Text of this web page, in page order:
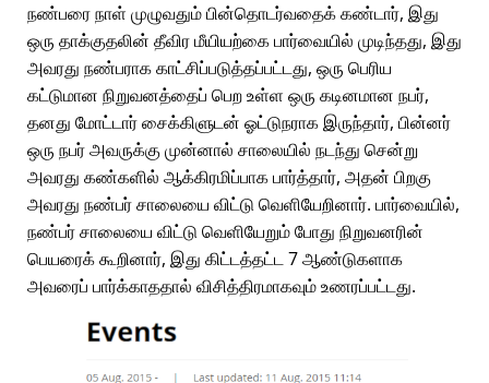
நண்பரை நாள் முழுவதும் பின்தொடர்வதைக் கண்டார், இது
ஒரு தாக்குதலின் தீவிர மீயியற்கை பார்வையில் முடிந்தது, இது
அவரது நண்பராக காட்சிப்படுத்தப்பட்டது, ஒரு பெரிய
கட்டுமான நிறுவனத்தைப் பெற உள்ள ஒரு கடினமான நபர்,
தனது மோட்டார் சைக்கிளுடன் ஓட்டுநராக இருந்தார், பின்னர்
ஒரு நபர் அவருக்கு முன்னால் சாலையில் நடந்து சென்று
அவரது கண்களில் ஆக்கிரமிப்பாக பார்த்தார், அதன் பிறகு
அவரது நண்பர் சாலையை விட்டு வெளியேறினார். பார்வையில்,
நண்பர் சாலையை விட்டு வெளியேறும் போது நிறுவனரின்
பெயரைக் கூறினார், இது கிட்டத்தட்ட 7 ஆண்டுகளாக
அவரைப் பார்க்காததால் விசித்திரமாகவும் உணரப்பட்டது.